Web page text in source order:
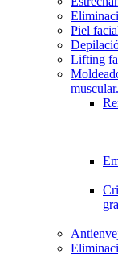
Piel
Lifting
muscular.